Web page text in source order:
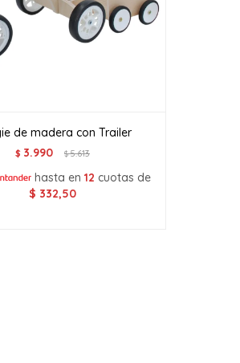
de madera con Trailer
$ 3.990 $5.613
hasta en12 cuotas de
$ 332,50